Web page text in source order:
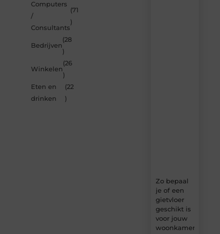
Computers
/
Consultants
(71
)
Bedrijven
(28
)
Winkelen
(26
)
Eten en
drinken
(22
)
Zo bepaal
je of een
gietvloer
geschikt is
voor jouw
woonkamer